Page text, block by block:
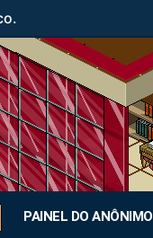
PAINEL DO ANÔNIMO